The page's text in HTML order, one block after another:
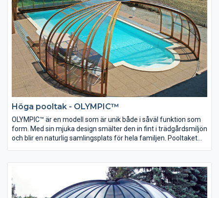
Höga pooltak - OLYMPIC™
OLYMPIC™ är en modell som är unik både i såväl funktion som
form. Med sin mjuka design smälter den in fint i trädgårdsmiljön
och blir en naturlig samlingsplats för hela familjen. ​​​​​​​Pooltaket
befintlig vägg och utrustas med elektrisk manövrering.